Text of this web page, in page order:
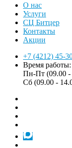
О нас
Услуги
СЦ Битцер
Контакты
Акции
+7 (4212) 45-
Время работы:
Пн-Пт (09.00 -
Сб (09.00 -